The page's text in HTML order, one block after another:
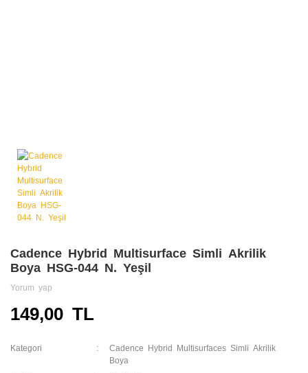
Cadence Hybrid Multisurface Simli Akrilik
Boya HSG-044 N. Yeşil
Yorum yap
149,00 TL
Kategori
Cadence Hybrid Multisurfaces Simli Akrilik
Boya